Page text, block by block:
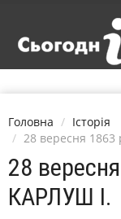
Головна
Історія
28 вересня
28
КАРЛУШ I.